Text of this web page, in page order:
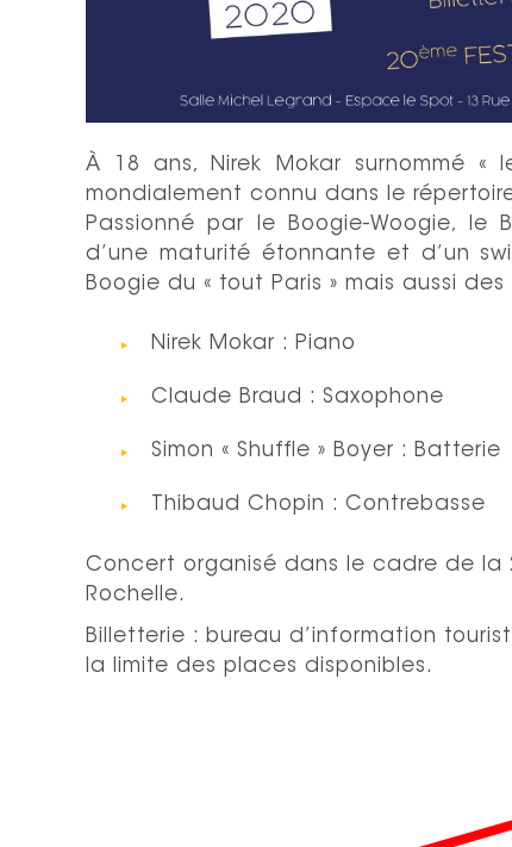
À 18 ans, Nirek Mokar surnommé
mondialement connu dans le
Passionné par le Boogie-Woogie, le
d’une maturité étonnante et d’un
Boogie du « tout Paris » mais aussi
Nirek Mokar : Piano
Claude Braud : Saxophone
Simon « Shuffle » Boyer : Batterie
Thibaud Chopin : Contrebasse
Concert organisé dans le cadre de la
Rochelle.
Billetterie : bureau d’information
la limite des places disponibles.